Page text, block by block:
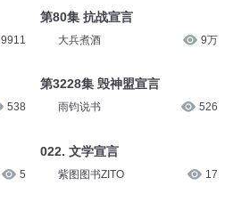
9911
538
5
第80集 抗战宣言
大兵煮酒 9万
第3228集 毁神盟宣言
雨钧说书 526
022. 文学宣言
紫图图书ZITO 17